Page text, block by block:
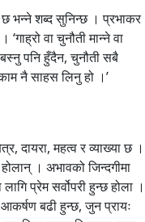
छ भन्ने शब्द सुनिन्छ । प्रभाकर
वा चुनौती मान्ने वा
बस्नु पनि हुँदैन, चुनौती सबै
नै साहस लिनु हो ।’
दायरा, महत्व र व्याख्या छ ।
। अभावको जिन्दगीमा
प्रेम सर्वोपरी हुन्छ होला ।
बढी हुन्छ, जुन प्रायः